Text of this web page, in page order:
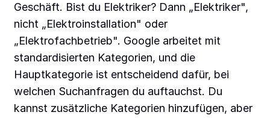
Geschäft. Bist du Elektriker? Dann „Elektriker",
nicht „Elektroinstallation" oder
„Elektrofachbetrieb". Google arbeitet mit
standardisierten Kategorien, und die
Hauptkategorie ist entscheidend dafür, bei
welchen Suchanfragen du auftauchst. Du
kannst zusätzliche Kategorien hinzufügen, aber